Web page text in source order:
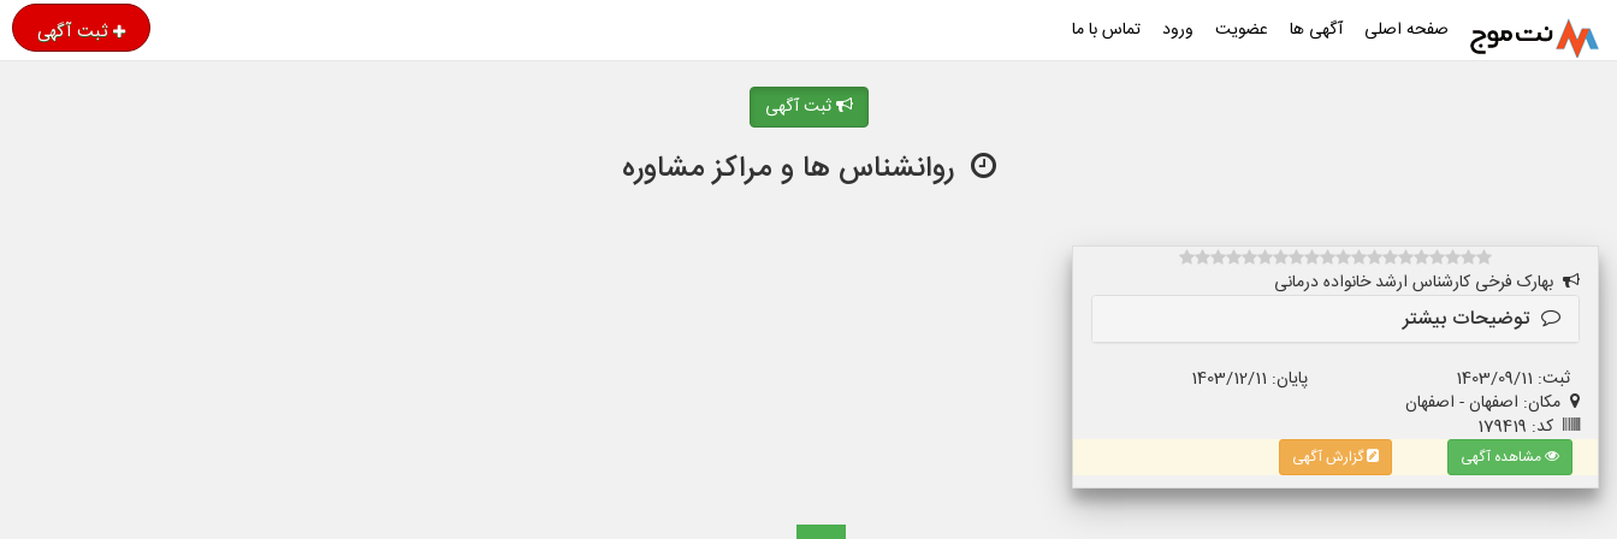
صفحه اصلی آگهی ها عضویت ورود تماس با ما ثبت آگهی
ثبت آگهی
روانشناس ها و مراکز مشاوره
بهارک فرخی کارشناس ارشد خانواده درمانی
توضیحات بیشتر
ثبت: 1403/09/11
پایان: 1403/12/11
مکان: اصفهان - اصفهان
کد: 179419
مشاهده آگهی گزارش آگهی